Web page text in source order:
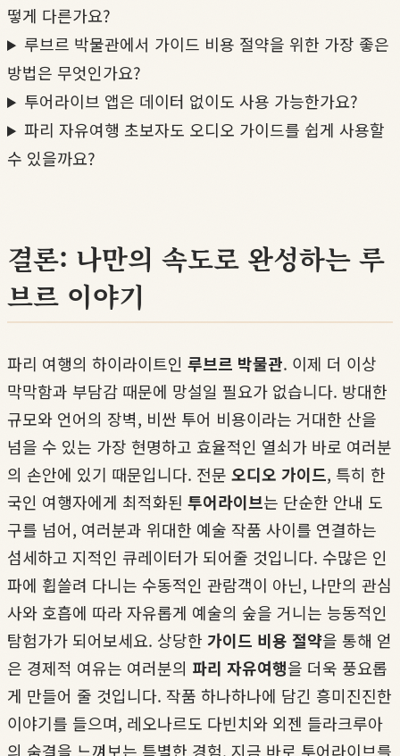
떻게 다른가요?
루브르 박물관에서 가이드 비용 절약을 위한 가장 좋은
방법은 무엇인가요?
투어라이브 앱은 데이터 없이도 사용 가능한가요?
파리 자유여행 초보자도 오디오 가이드를 쉽게 사용할
수 있을까요?
결론: 나만의 속도로 완성하는 루
브르 이야기
파리 여행의 하이라이트인 루브르 박물관. 이제 더 이상
막막함과 부담감 때문에 망설일 필요가 없습니다. 방대한
규모와 언어의 장벽, 비싼 투어 비용이라는 거대한 산을
넘을 수 있는 가장 현명하고 효율적인 열쇠가 바로 여러분
의 손안에 있기 때문입니다. 전문 오디오 가이드, 특히 한
국인 여행자에게 최적화된 투어라이브는 단순한 안내 도
구를 넘어, 여러분과 위대한 예술 작품 사이를 연결하는
섬세하고 지적인 큐레이터가 되어줄 것입니다. 수많은 인
파에 휩쓸려 다니는 수동적인 관람객이 아닌, 나만의 관심
사와 호흡에 따라 자유롭게 예술의 숲을 거니는 능동적인
탐험가가 되어보세요. 상당한 가이드 비용 절약을 통해 얻
은 경제적 여유는 여러분의 파리 자유여행을 더욱 풍요롭
게 만들어 줄 것입니다. 작품 하나하나에 담긴 흥미진진한
이야기를 들으며, 레오나르도 다빈치와 외젠 들라크루아
의 숨결을 느껴보는 특별한 경험. 지금 바로 투어라이브를